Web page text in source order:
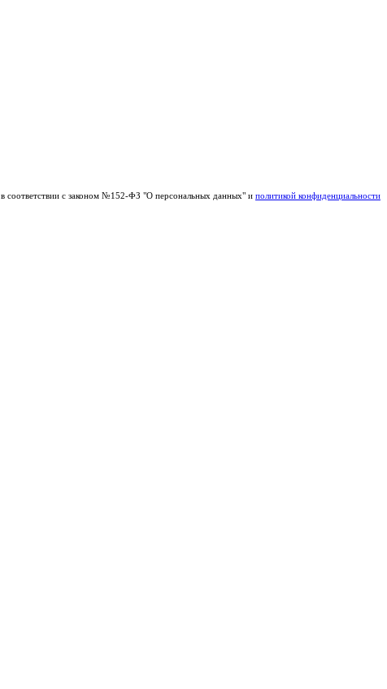
в соответствии с законом №152-ФЗ "О персональных данных" и политикой конфиденциальности